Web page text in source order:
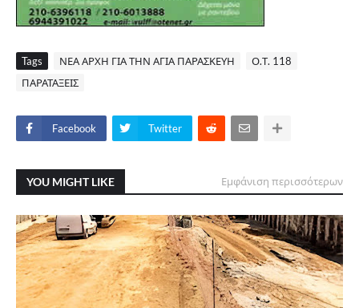
Tags ΝΕΑ ΑΡΧΗ ΓΙΑ ΤΗΝ ΑΓΙΑ ΠΑΡΑΣΚΕΥΗ
Ο.Τ. 118
ΠΑΡΑΤΑΞΕΙΣ
Facebook Twitter
YOU MIGHT LIKE Εμφάνιση περισσότερων